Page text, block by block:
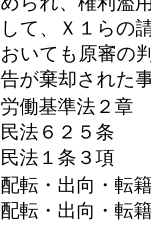
して、Ｘ１らの
おいても原審の
告が棄却された
労働基準法２章
民法６２５条
民法１条３項
配転・出向・転
配転・出向・転